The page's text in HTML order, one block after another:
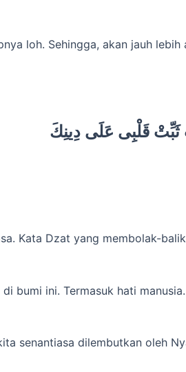
loh. Sehingga, akan jauh
ثَبِّتْ قَلْبِى عَلَى دِينِكَ
Kata Dzat yang membolak-
bumi ini. Termasuk hati
senantiasa dilembutkan oleh